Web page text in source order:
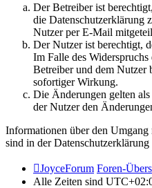
Der Betreiber ist
die Datenschutzerklärung
Nutzer per E-Mail
Der Nutzer ist berechtigt,
Im Falle des
Betreiber und dem Nutzer
sofortiger Wirkung.
Die Änderungen gelten
der Nutzer den
Informationen über den
sind in der Datenschutzerklärung
JoyceForum Foren-
Alle Zeiten sind